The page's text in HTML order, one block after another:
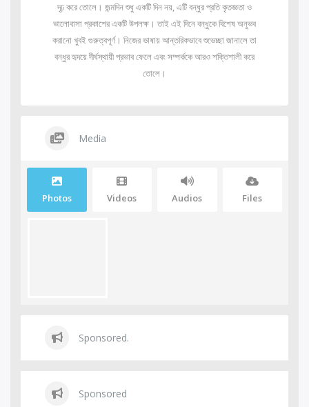
দৃঢ় করে তোলে। জন্মদিন শুধু একটি দিন নয়, এটি বন্ধুর প্রতি কৃতজ্ঞতা ও
ভালোবাসা প্রকাশের একটি উপলক্ষ। তাই এই দিনে বন্ধুকে বিশেষ অনুভব
করানো খুবই গুরুত্বপূর্ণ। নিজের ভাষায় আন্তরিকভাবে শুভেচ্ছা জানালে তা
বন্ধুর হৃদয়ে দীর্ঘস্থায়ী প্রভাব ফেলে এবং সম্পর্ককে আরও শক্তিশালী করে
তোলে।
Media
Photos Videos Audios Files
Sponsored.
Sponsored